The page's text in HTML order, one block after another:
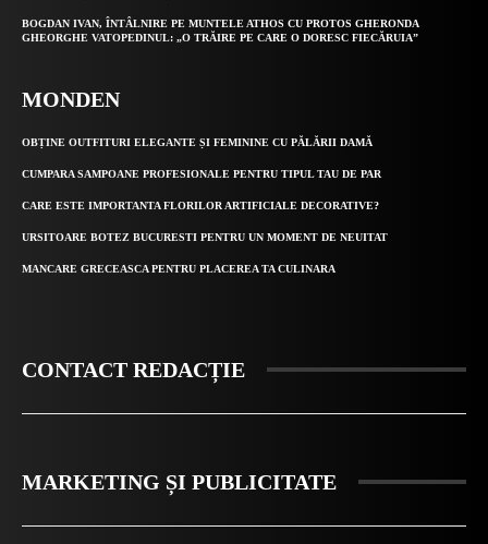
BOGDAN IVAN, ÎNTÂLNIRE PE MUNTELE ATHOS CU PROTOS GHERONDA
GHEORGHE VATOPEDINUL: „O TRĂIRE PE CARE O DORESC FIECĂRUIA”
MONDEN
OBȚINE OUTFITURI ELEGANTE ȘI FEMININE CU PĂLĂRII DAMĂ
CUMPARA SAMPOANE PROFESIONALE PENTRU TIPUL TAU DE PAR
CARE ESTE IMPORTANTA FLORILOR ARTIFICIALE DECORATIVE?
URSITOARE BOTEZ BUCURESTI PENTRU UN MOMENT DE NEUITAT
MANCARE GRECEASCA PENTRU PLACEREA TA CULINARA
CONTACT REDACȚIE
MARKETING ȘI PUBLICITATE